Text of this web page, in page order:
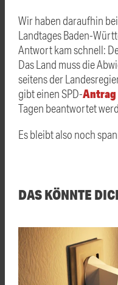
Wir haben daraufhin bei
Landtages Baden-
Antwort kam schnell:
Das Land muss die
seitens der
gibt einen SPD-Antrag
Tagen beantwortet
Es bleibt also noch
DAS KÖNNTE